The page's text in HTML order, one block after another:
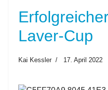
Laver-Cup
Kai Kessler 17. April 2022